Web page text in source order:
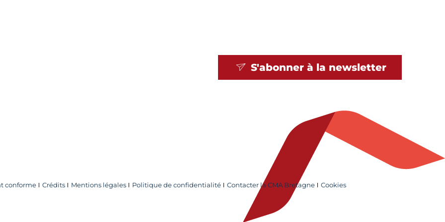
S'abonner à la newsletter
conforme Crédits Mentions légales Politique de confidentialité Contacter la CMA Bretagne Cookies